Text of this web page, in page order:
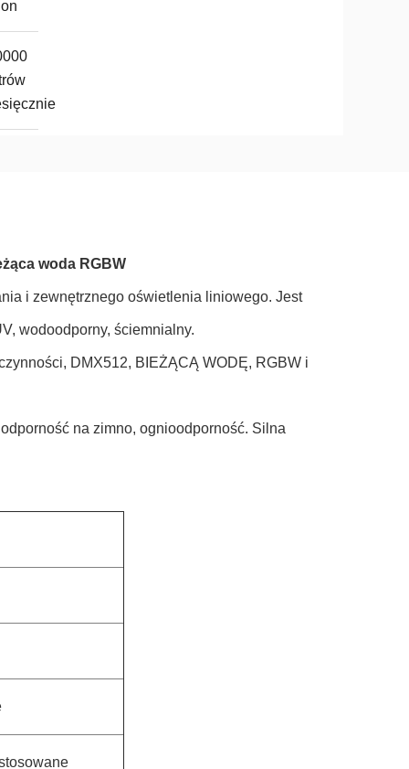
woda RGBW
i zewnętrznego oświetlenia liniowego. Jest
wodoodporny, ściemnialny.
DMX512, BIEŻĄCĄ WODĘ, RGBW i
na zimno, ognioodporność. Silna